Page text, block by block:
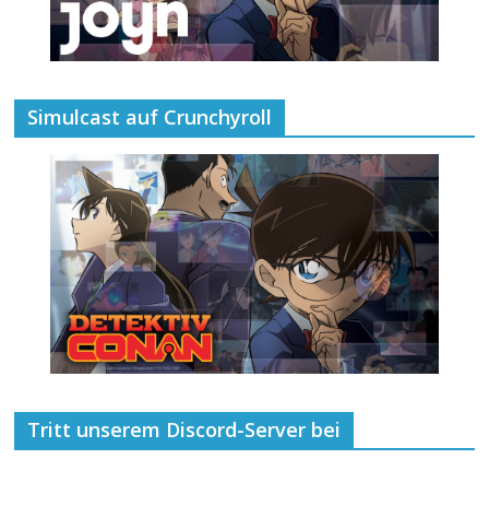
Simulcast auf Crunchyroll
Tritt unserem Discord-Server bei